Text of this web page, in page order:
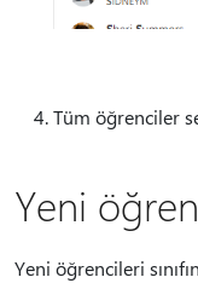
Tüm öğrenciler
Yeni
Yeni öğrencileri